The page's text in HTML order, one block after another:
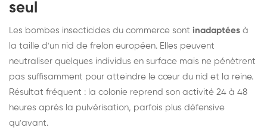
seul
Les bombes insecticides du commerce sont inadaptées à
la taille d'un nid de frelon européen. Elles peuvent
neutraliser quelques individus en surface mais ne pénètrent
pas suffisamment pour atteindre le cœur du nid et la reine.
Résultat fréquent : la colonie reprend son activité 24 à 48
heures après la pulvérisation, parfois plus défensive
qu'avant.